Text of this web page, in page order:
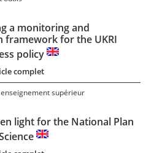
a monitoring and
framework for the UKRI
policy
complet
supérieur
light for the National Plan